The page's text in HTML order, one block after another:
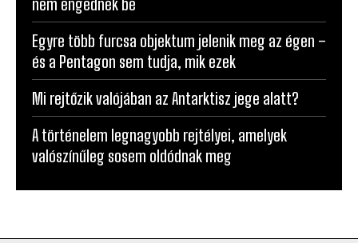
Egyre több furcsa objektum jelenik meg az égen –
és a Pentagon sem tudja, mik ezek
Mi rejtőzik valójában az Antarktisz jege alatt?
A történelem legnagyobb rejtélyei, amelyek
valószínűleg sosem oldódnak meg